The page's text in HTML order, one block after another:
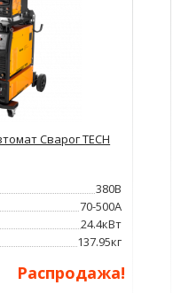
Сварог TECH
380В
70-500А
24.4кВт
137.95кг
Распродажа!